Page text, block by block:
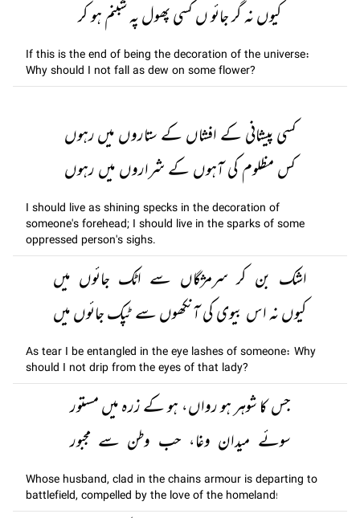
کیوں نہ گر جائو ں کسی پھول پہ شبنم ہو کر
If this is the end of being the decoration of the universe:
Why should I not fall as dew on some flower?
کسی پیشانی کے افشاں کے ستاروں میں رہوں
کس مظلوم کی آہوں کے شراروں میں رہوں
I should live as shining specks in the decoration of
someone's forehead; I should live in the sparks of some
oppressed person's sighs.
اشک بن کر سرمژگاں سے اٹک جائوں میں
کیوں نہ اس بیوی کی آنکھوں سے ٹپک جائوں میں
As tear I be entangled in the eye lashes of someone: Why
should I not drip from the eyes of that lady?
جس کا شوہر ہو رواں، ہو کے زرہ میں مستور
سوئے میدان وغا، حب وطن سے مجبور
Whose husband, clad in the chains armour is departing to
battlefield, compelled by the love of the homeland!